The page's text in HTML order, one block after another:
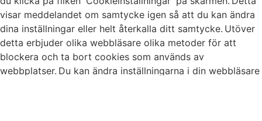
visar meddelandet om samtycke igen så att du kan ändra
dina inställningar eller helt återkalla ditt samtycke. Utöver
detta erbjuder olika webbläsare olika metoder för att
blockera och ta bort cookies som används av
webbplatser. Du kan ändra inställningarna i din webbläsare